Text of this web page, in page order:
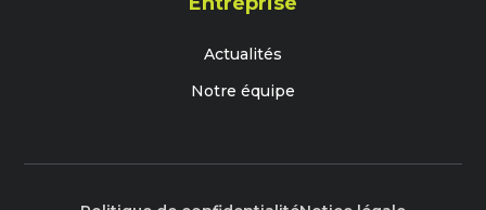
Actualités
Notre équipe